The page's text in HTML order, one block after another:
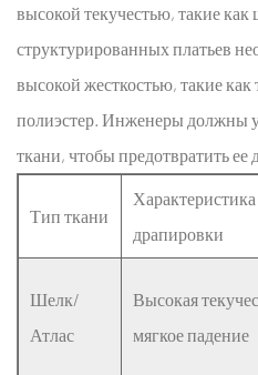
для
одежды
5
Часто
вопросы
(FAQ)
Ссылки
высокой текучестью, такие
структурированных платьев
высокой жесткостью, такие
полиэстер. Инженеры должны
ткани, чтобы предотвратить
Тип ткани
Характеристика
драпировки
Шелк/
Атлас
Высокая
мягкое падение